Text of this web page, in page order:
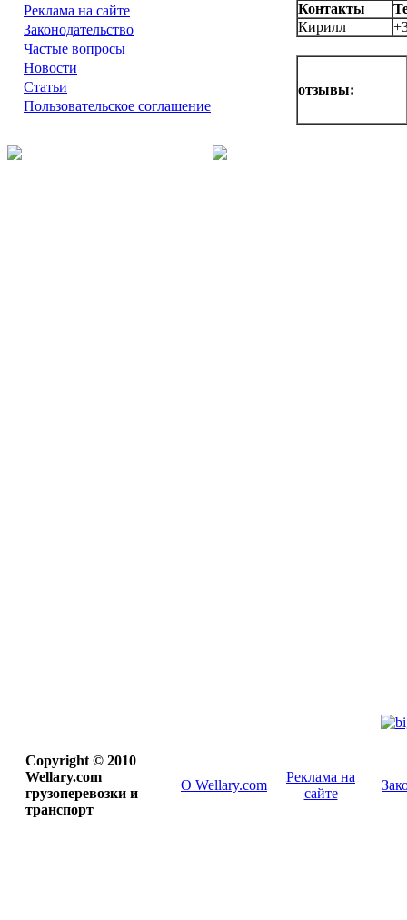
Реклама на сайте
Законодательство
Частые вопросы
Новости
Статьи
Пользовательское соглашение
Контакты
Кирилл
отзывы:
Copyright © 2010
Wellary.com
грузоперевозки и
транспорт
О Wellary.com
Реклама на
сайте